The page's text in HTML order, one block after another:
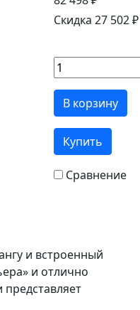
Скидка 27 502 ₽
В корзину
Купить
Сравнение
и встроенный
и отлично
представляет